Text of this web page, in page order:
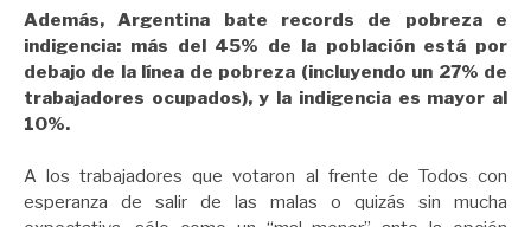
Además, Argentina bate records de pobreza e
indigencia: más del 45% de la población está por
debajo de la línea de pobreza (incluyendo un 27% de
trabajadores ocupados), y la indigencia es mayor al
10%.
A los trabajadores que votaron al frente de Todos con
esperanza de salir de las malas o quizás sin mucha